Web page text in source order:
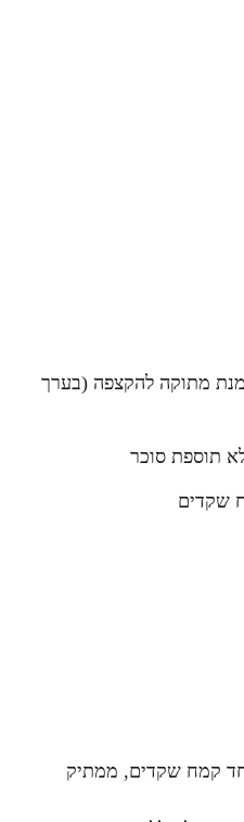
שמנת מתוקה להקצפה (בערך
קמח שקדים, ממתיק